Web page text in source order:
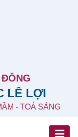
LÊ LỢI
- TOẢ SÁNG